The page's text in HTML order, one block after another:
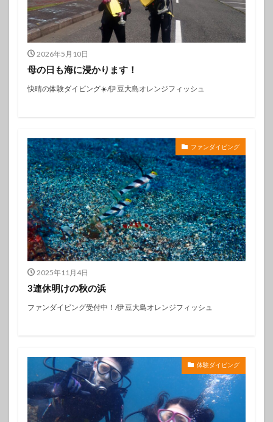
2026年5月10日
母の日も海に浸かります！
快晴の体験ダイビング☀️/伊豆大島オレンジフィッシュ
ファンダイビング
2025年11月4日
3連休明けの秋の浜
ファンダイビング受付中！/伊豆大島オレンジフィッシュ
体験ダイビング